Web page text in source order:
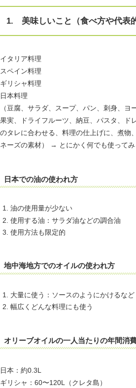
1. 美味しいこと（食べ方や代表
イタリア料理
スペイン料理
ギリシャ料理
日本料理
（豆腐、サラダ、スープ、パン、刺身、ヨ
果実、ドライフルーツ、納豆、パスタ、ド
のタレに合わせる、料理の仕上げに、煮物
ネーズの素材） → とにかく何でも使ってみ
日本での油の使われ方
油の使用量が少ない
使用する油：サラダ油などの調合油
使用方法も限定的
地中海地方でのオイルの使われ方
大量に使う：ソースのようにかけるなど
幅広くどんな料理にも使う
オリーブオイルの一人当たりの年間消
日本：約0.3L
ギリシャ：60〜120L（クレタ島）